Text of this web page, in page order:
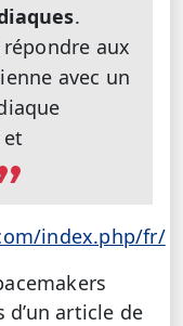
.
aux
avec un
index.php/fr/
article de